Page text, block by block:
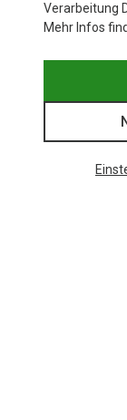
Verarbeitung
Mehr Infos